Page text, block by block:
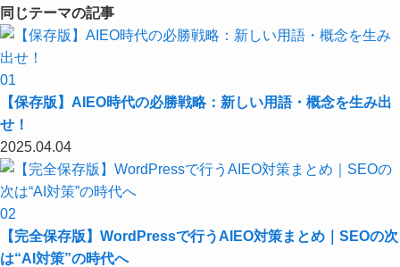
同じテーマの記事
01
【保存版】AIEO時代の必勝戦略：新しい用語・概念を生み出
せ！
2025.04.04
02
【完全保存版】WordPressで行うAIEO対策まとめ｜SEOの次
は“AI対策”の時代へ